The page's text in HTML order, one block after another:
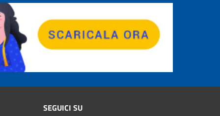
SEGUICI SU